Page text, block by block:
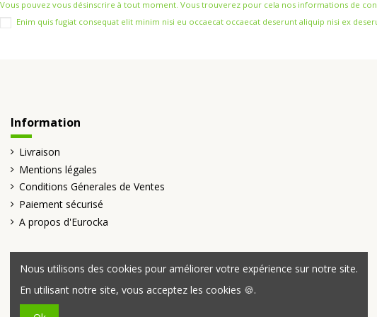
Vous pouvez vous désinscrire à tout moment. Vous trouverez pour cela nos informations de
Enim quis fugiat consequat elit minim nisi eu occaecat occaecat deserunt aliquip nisi ex
Information
Livraison
Mentions légales
Conditions Génerales de Ventes
Paiement sécurisé
A propos d'Eurocka
Nous utilisons des cookies pour améliorer votre expérience sur notre site.
En utilisant notre site, vous acceptez les cookies 🍪.